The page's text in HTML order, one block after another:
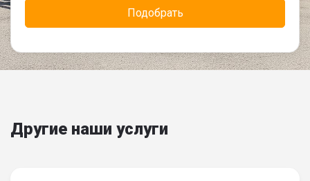
Другие наши услуги